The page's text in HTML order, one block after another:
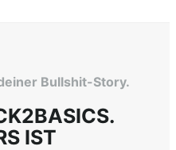
Bullshit-Story.
IST